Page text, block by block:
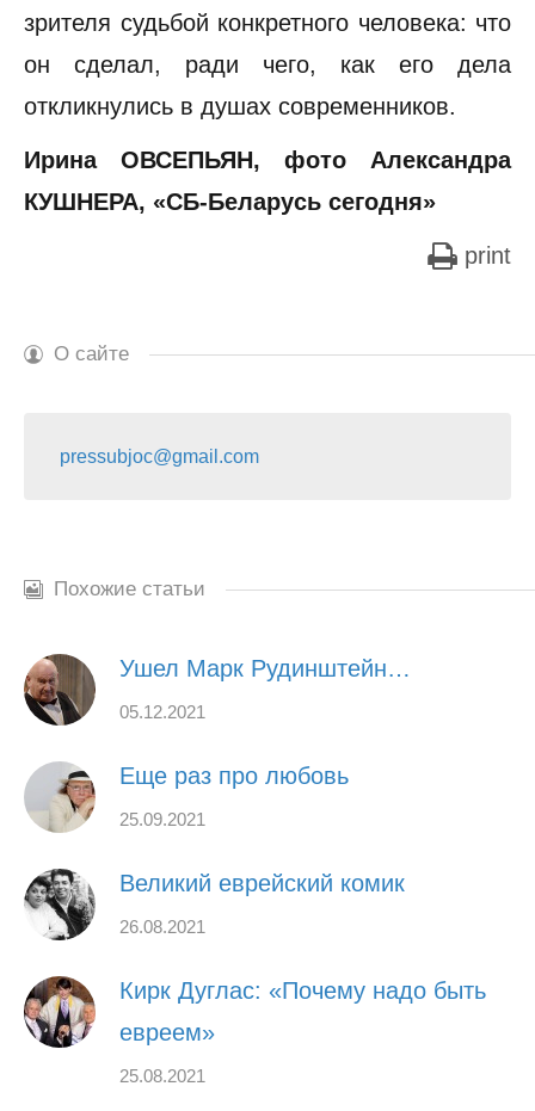
зрителя судьбой конкретного человека: что
он сделал, ради чего, как его дела
откликнулись в душах современников.
Ирина ОВСЕПЬЯН, фото Александра
КУШНЕРА, «СБ-Беларусь сегодня»
print
О сайте
pressubjoc@gmail.com
Похожие статьи
Ушел Марк Рудинштейн…
05.12.2021
Еще раз про любовь
25.09.2021
Великий еврейский комик
26.08.2021
Кирк Дуглас: «Почему надо быть
евреем»
25.08.2021